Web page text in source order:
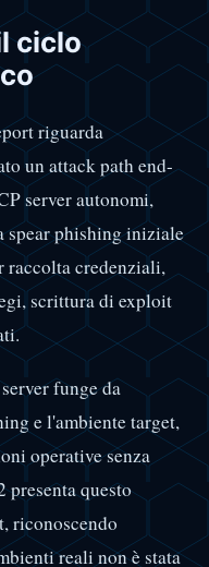
ciclo
riguarda
un attack path end-
server autonomi,
phishing iniziale
raccolta credenziali,
scrittura di exploit
funge da
e l'ambiente target,
operative senza
presenta questo
riconoscendo
reali non è stata